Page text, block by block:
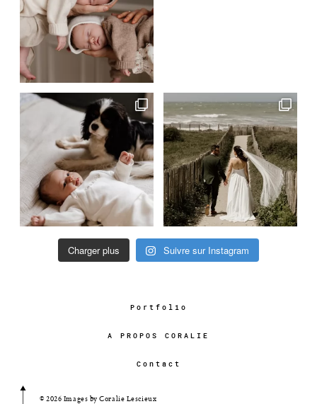
Charger plus Suivre sur Instagram
Portfolio
A PROPOS CORALIE
Contact
© 2026 Images by Coralie Lescieux